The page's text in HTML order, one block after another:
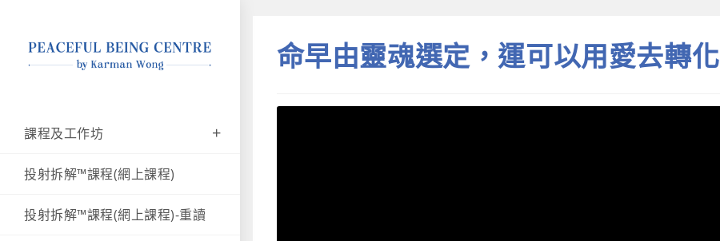
課程及工作坊
投射拆解™課程(網上課程)
投射拆解™課程(網上課程)-重讀
命早由靈魂選定，運可以用愛去轉化